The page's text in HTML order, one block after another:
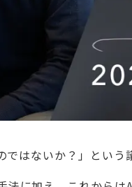
はないか？」という